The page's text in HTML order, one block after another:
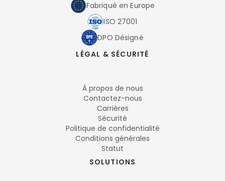
Fabriqué en Europe
ISO 27001
DPO Désigné
LÉGAL & SÉCURITÉ
À propos de nous
Contactez-nous
Carrières
Sécurité
Politique de confidentialité
Conditions générales
Statut
SOLUTIONS